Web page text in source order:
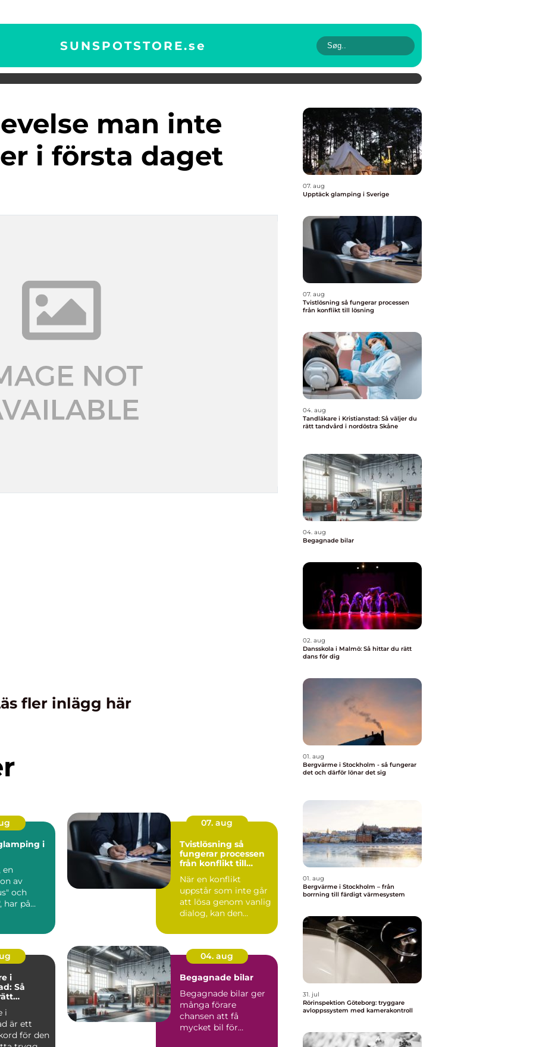
SUNSPOTSTORE.se
i första daget
fler inlägg här
i
en
av
och
har på
07. aug
Tvistlösning så
fungerar processen
från konflikt till
När en konflikt
uppstår som inte går
att lösa genom vanlig
dialog, kan den
tidskräva...
i
Så
i
är ett
för den
04. aug
Begagnade bilar
Begagnade bilar ger
många förare
chansen att få
mycket bil för
07. aug
Upptäck glamping i Sverige
07. aug
Tvistlösning så fungerar processen
från konflikt till lösning
04. aug
Tandläkare i Kristianstad: Så väljer du
rätt tandvård i nordöstra Skåne
04. aug
Begagnade bilar
02. aug
Dansskola i Malmö: Så hittar du rätt
dans för dig
01. aug
Bergvärme i Stockholm - så fungerar
det och därför lönar det sig
01. aug
Bergvärme i Stockholm – från
borrning till färdigt värmesystem
31. jul
Rörinspektion Göteborg: tryggare
avloppssystem med kamerakontroll